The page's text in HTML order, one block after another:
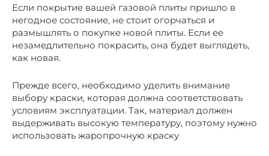
Если покрытие вашей газовой плиты пришло в
негодное состояние, не стоит огорчаться и
размышлять о покупке новой плиты. Если ее
незамедлительно покрасить, она будет выглядеть,
как новая.
Прежде всего, необходимо уделить внимание
выбору краски, которая должна соответствовать
условиям эксплуатации. Так, материал должен
выдерживать высокую температуру, поэтому нужно
использовать жаропрочную краску